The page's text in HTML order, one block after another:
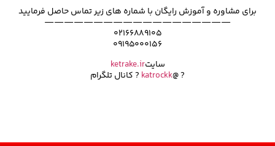
برای مشاوره و آموزش رایگان با شماره های زیر تماس حاصل فرمایید
———————————————————
۰۲۱۶۶۸۸۹۱۰۵
۰۹۱۹۵۰۰۰۱۵۶
سایتketrake.ir
? @
katrockk ? کانال تلگرام